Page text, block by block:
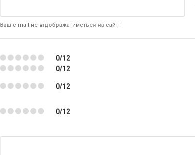
Ваш e-mail не відображатиметься на сайті
0/12
0/12
0/12
0/12